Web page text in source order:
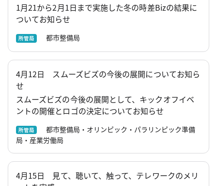
1月21から2月1日まで実施した冬の時差Bizの結果に
ついてお知らせ
所管局 都市整備局
4月12日 スムーズビズの今後の展開についてお知ら
せ
スムーズビズの今後の展開として、キックオフイベ
ントの開催とロゴの決定についてお知らせ
所管局
都市整備局・オリンピック・パラリンピック準備
局・産業労働局
4月15日 見て、聴いて、触って、テレワークのメリ